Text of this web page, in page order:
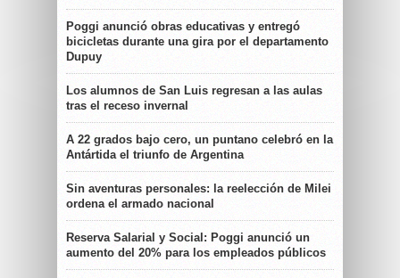
Poggi anunció obras educativas y entregó
bicicletas durante una gira por el departamento
Dupuy
Los alumnos de San Luis regresan a las aulas
tras el receso invernal
A 22 grados bajo cero, un puntano celebró en la
Antártida el triunfo de Argentina
Sin aventuras personales: la reelección de Milei
ordena el armado nacional
Reserva Salarial y Social: Poggi anunció un
aumento del 20% para los empleados públicos